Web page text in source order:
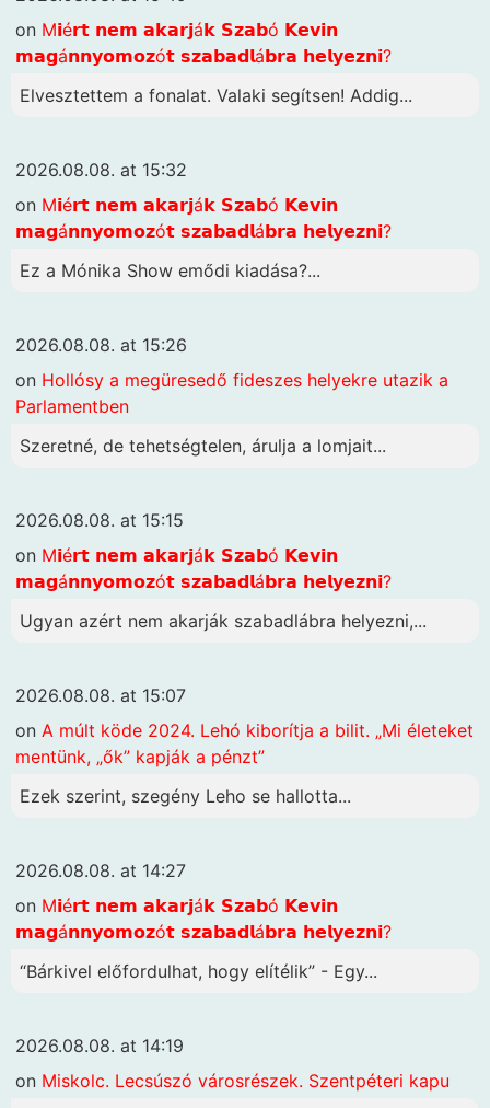
on M𝗶é𝗿𝘁 𝗻𝗲𝗺 𝗮𝗸𝗮𝗿𝗷á𝗸 𝗦𝘇𝗮𝗯ó 𝗞𝗲𝘃𝗶𝗻
𝗺𝗮𝗴á𝗻𝗻𝘆𝗼𝗺𝗼𝘇ó𝘁 𝘀𝘇𝗮𝗯𝗮𝗱𝗹á𝗯𝗿𝗮 𝗵𝗲𝗹𝘆𝗲𝘇𝗻𝗶?
Elvesztettem a fonalat. Valaki segítsen! Addig...
2026.08.08. at 15:32
on M𝗶é𝗿𝘁 𝗻𝗲𝗺 𝗮𝗸𝗮𝗿𝗷á𝗸 𝗦𝘇𝗮𝗯ó 𝗞𝗲𝘃𝗶𝗻
𝗺𝗮𝗴á𝗻𝗻𝘆𝗼𝗺𝗼𝘇ó𝘁 𝘀𝘇𝗮𝗯𝗮𝗱𝗹á𝗯𝗿𝗮 𝗵𝗲𝗹𝘆𝗲𝘇𝗻𝗶?
Ez a Mónika Show emődi kiadása?...
2026.08.08. at 15:26
on Hollósy a megüresedő fideszes helyekre utazik a
Parlamentben
Szeretné, de tehetségtelen, árulja a lomjait...
2026.08.08. at 15:15
on M𝗶é𝗿𝘁 𝗻𝗲𝗺 𝗮𝗸𝗮𝗿𝗷á𝗸 𝗦𝘇𝗮𝗯ó 𝗞𝗲𝘃𝗶𝗻
𝗺𝗮𝗴á𝗻𝗻𝘆𝗼𝗺𝗼𝘇ó𝘁 𝘀𝘇𝗮𝗯𝗮𝗱𝗹á𝗯𝗿𝗮 𝗵𝗲𝗹𝘆𝗲𝘇𝗻𝗶?
Ugyan azért nem akarják szabadlábra helyezni,...
2026.08.08. at 15:07
on A múlt köde 2024. Lehó kiborítja a bilit. „Mi életeket
mentünk, „ők” kapják a pénzt”
Ezek szerint, szegény Leho se hallotta...
2026.08.08. at 14:27
on M𝗶é𝗿𝘁 𝗻𝗲𝗺 𝗮𝗸𝗮𝗿𝗷á𝗸 𝗦𝘇𝗮𝗯ó 𝗞𝗲𝘃𝗶𝗻
𝗺𝗮𝗴á𝗻𝗻𝘆𝗼𝗺𝗼𝘇ó𝘁 𝘀𝘇𝗮𝗯𝗮𝗱𝗹á𝗯𝗿𝗮 𝗵𝗲𝗹𝘆𝗲𝘇𝗻𝗶?
“Bárkivel előfordulhat, hogy elítélik” - Egy...
2026.08.08. at 14:19
on Miskolc. Lecsúszó városrészek. Szentpéteri kapu